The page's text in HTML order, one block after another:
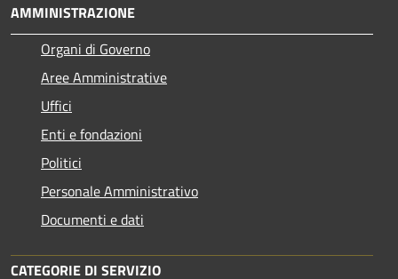
AMMINISTRAZIONE
Organi di Governo
Aree Amministrative
Uffici
Enti e fondazioni
Politici
Personale Amministrativo
Documenti e dati
CATEGORIE DI SERVIZIO